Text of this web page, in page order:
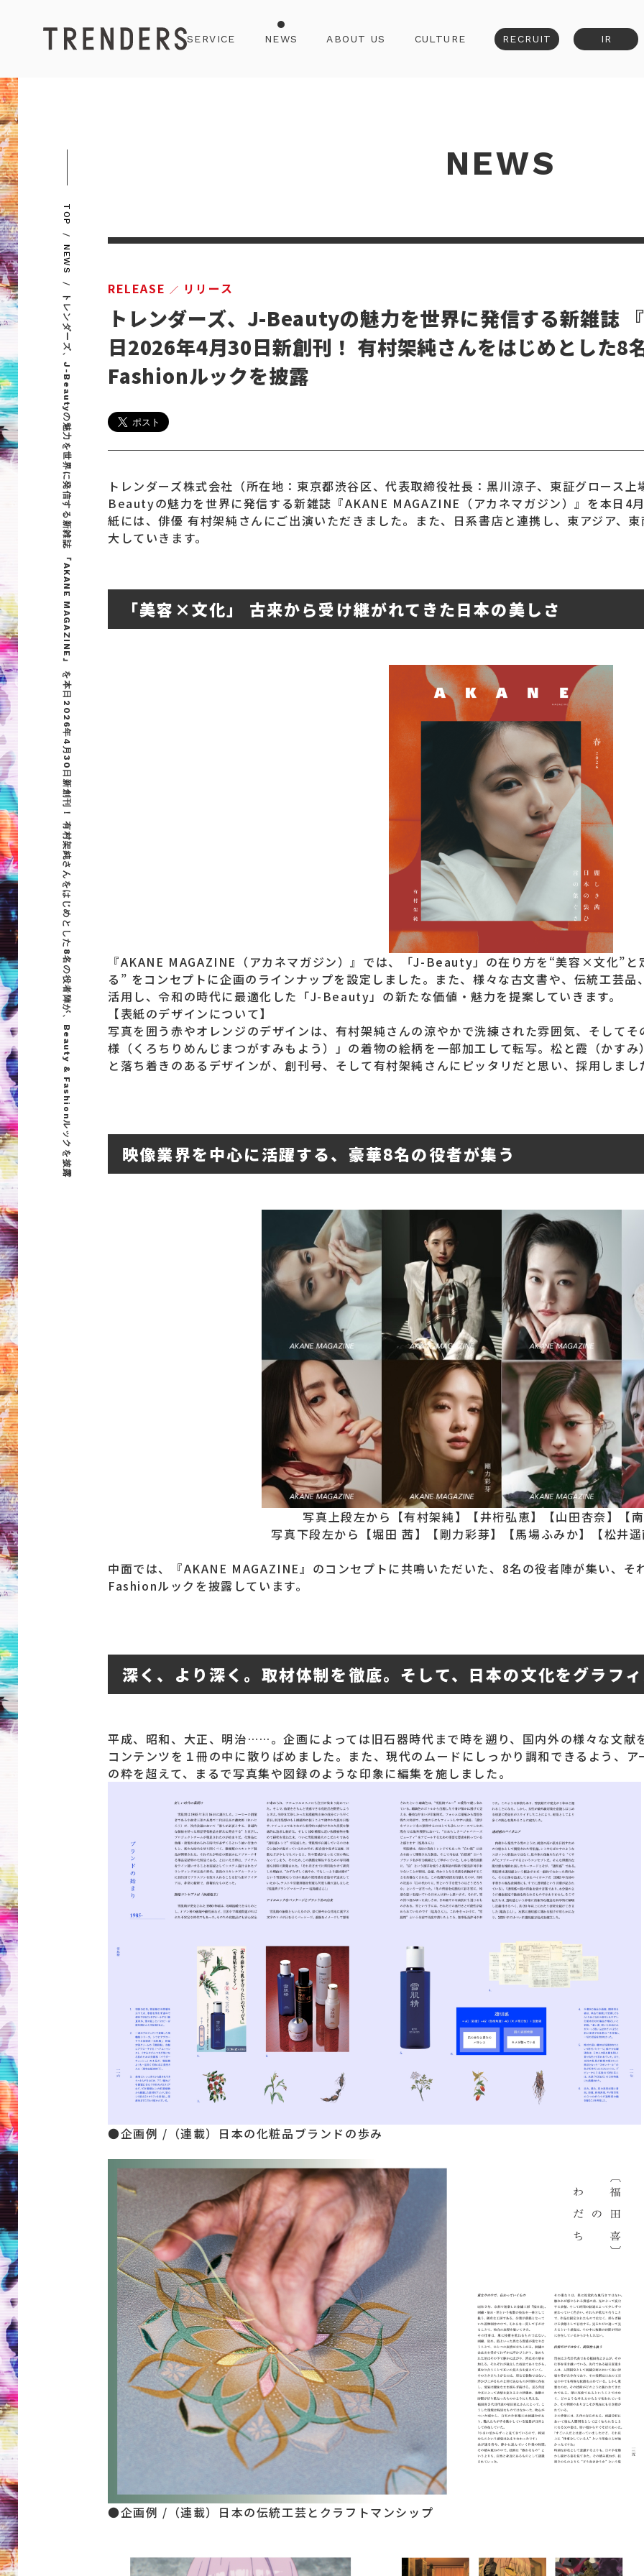
SERVICE NEWS ABOUT US CULTURE RECRUIT IR
TOP
NEWS
トレンダーズ、J-Beautyの魅力を世界に発信する新雑誌 『AKANE MAGAZINE』 を本日2026年4月30日新創刊！ 有村架純さんをはじめとした8名の役者陣が、Beauty & Fashionルックを披露
NEWS
RELEASE リリース
トレンダーズ、J-Beautyの魅力を世界に発信する新雑誌
日2026年4月30日新創刊！ 有村架純さんをはじめとした
Fashionルックを披露
トレンダーズ株式会社（所在地：東京都渋谷区、代表取締役社長：黒川涼子、東証グロース
Beautyの魅力を世界に発信する新雑誌『AKANE MAGAZINE（アカネマガジン）』を本日4
紙には、俳優 有村架純さんにご出演いただきました。また、日系書店と連携し、東アジア、
大していきます。
「美容×文化」 古来から受け継がれてきた日本の美しさ
『AKANE MAGAZINE（アカネマガジン）』では、「J-Beauty」の在り方を“美容×文化”と
る” をコンセプトに企画のラインナップを設定しました。また、様々な古文書や、伝統工芸
活用し、令和の時代に最適化した「J-Beauty」の新たな価値・魅力を提案していきます。
【表紙のデザインについて】
写真を囲う赤やオレンジのデザインは、有村架純さんの涼やかで洗練された雰囲気、そして
様（くろちりめんじまつがすみもよう）」の着物の絵柄を一部加工して転写。松と霞（かす
と落ち着きのあるデザインが、創刊号、そして有村架純さんにピッタリだと思い、採用しまし
映像業界を中心に活躍する、豪華8名の役者が集う
写真上段左から【有村架純】【井桁弘恵】【山田杏奈】【南
写真下段左から【堀田 茜】【剛力彩芽】【馬場ふみか】【松井
中面では、『AKANE MAGAZINE』のコンセプトに共鳴いただいた、8名の役者陣が集い、
Fashionルックを披露しています。
深く、より深く。取材体制を徹底。そして、日本の文化をグラフ
平成、昭和、大正、明治……。企画によっては旧石器時代まで時を遡り、国内外の様々な文献
コンテンツを１冊の中に散りばめました。また、現代のムードにしっかり調和できるよう、
の粋を超えて、まるで写真集や図録のような印象に編集を施しました。
●企画例 /（連載）日本の化粧品ブランドの歩み
●企画例 /（連載）日本の伝統工芸とクラフトマンシップ